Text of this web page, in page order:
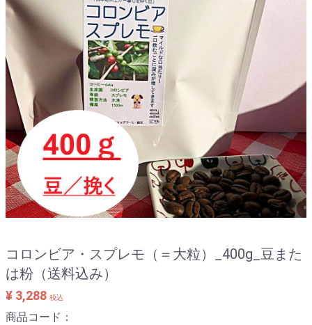
コロンビア・スプレモ（＝大粒）_400g_豆また
は粉（送料込み）
¥ 3,288 税込
商品コード：